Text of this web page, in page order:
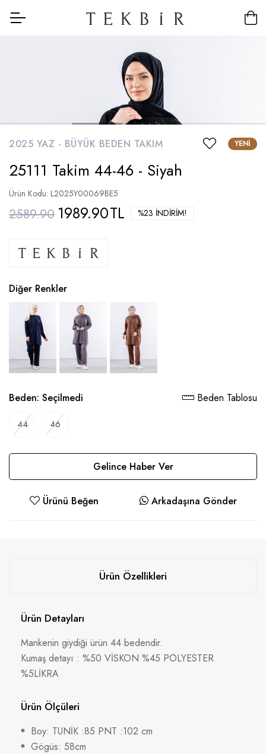
2025 YAZ - BÜYÜK BEDEN TAKIM YENI
25111 Takim 44-46 - Siyah
Ürün Kodu: L2025Y00069BE5
2589.90 1989.90TL %23 İNDIRIM!
Diğer Renkler
Beden: Seçilmedi Beden Tablosu
44 46
Gelince Haber Ver
Ürünü Beğen Arkadaşına Gönder
Ürün Özellikleri
Ürün Detayları
Mankenin giydiği ürün 44 bedendir.
Kumaş detayı : %50 VİSKON %45 POLYESTER
%5LİKRA
Ürün Ölçüleri
Boy: TUNİK :85 PNT :102 cm
Gögüs: 58cm